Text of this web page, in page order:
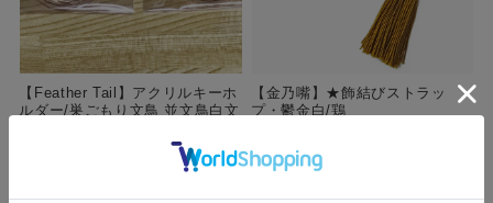
【Feather Tail】アクリルキーホ
ルダー/巣ごもり文鳥 並文鳥白文
【金乃嘴】★飾結びストラッ
プ・鬱金白/鶏